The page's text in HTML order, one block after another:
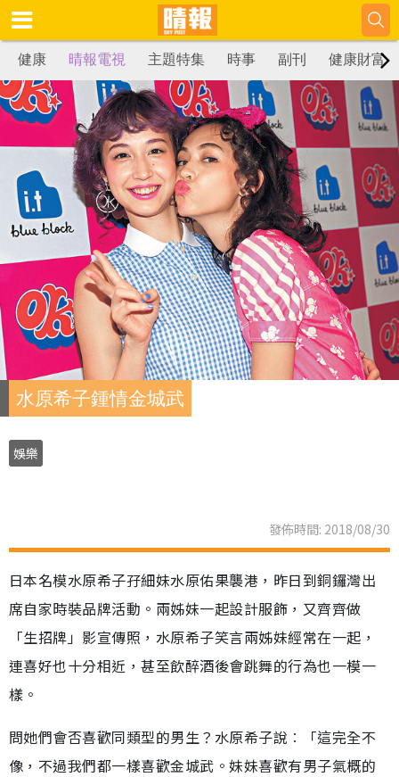
健康 晴報電視 主題特集 時事 副刊 健康財富
水原希子鍾情金城武
娛樂
發佈時間: 2018/08/30
日本名模水原希子孖細妹水原佑果襲港，昨日到銅鑼灣出
席自家時裝品牌活動。兩姊妹一起設計服飾，又齊齊做
「生招牌」影宣傳照，水原希子笑言兩姊妹經常在一起，
連喜好也十分相近，甚至飲醉酒後會跳舞的行為也一模一
樣。
問她們會否喜歡同類型的男生？水原希子說︰「這完全不
像，不過我們都一樣喜歡金城武。妹妹喜歡有男子氣概的